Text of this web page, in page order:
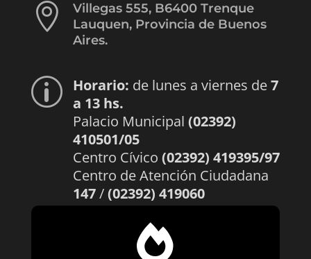

Villegas 555, B6400 Trenque
Lauquen, Provincia de Buenos
Aires.
p Horario: de lunes a viernes de7
a 13 hs.
Palacio Municipal (02392)
410501/05
Centro Cívico (02392) 419395/97
Centro de Atención Ciudadana
147/(02392) 419060
